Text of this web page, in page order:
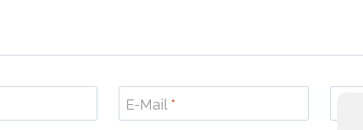
E-Mail *